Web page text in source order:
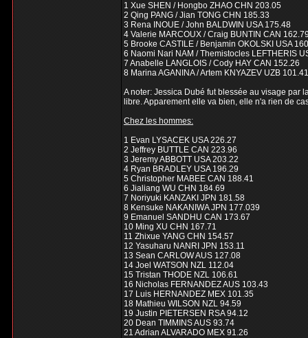
1 Xue SHEN / Hongbo ZHAO CHN 203.05
2 Qing PANG / Jian TONG CHN 185.33
3 Rena INOUE / John BALDWIN USA 175.48
4 Valerie MARCOUX / Craig BUNTIN CAN
5 Brooke CASTILE / Benjamin OKOLSKI USA
6 Naomi Nari NAM / Themistocles LEFTHERIS
7 Anabelle LANGLOIS / Cody HAY CAN 152.26
8 Marina AGANINA / Artem KNYAZEV UZB 101.41
A noter: Jessica Dubé fut blessée au visage par
libre. Apparement elle va bien, elle n'a rien de
Chez les hommes:
1 Evan LYSACEK USA 226.27
2 Jeffrey BUTTLE CAN 223.96
3 Jeremy ABBOTT USA 203.22
4 Ryan BRADLEY USA 196.29
5 Christopher MABEE CAN 188.41
6 Jialiang WU CHN 184.69
7 Noriyuki KANZAKI JPN 181.58
8 Kensuke NAKANIWA JPN 177.039
9 Emanuel SANDHU CAN 173.67
10 Ming XU CHN 167.71
11 Zhixue YANG CHN 154.57
12 Yasuharu NANRI JPN 153.11
13 Sean CARLOW AUS 127.08
14 Joel WATSON NZL 112.04
15 Tristan THODE NZL 106.61
16 Nicholas FERNANDEZ AUS 103.43
17 Luis HERNANDEZ MEX 101.35
18 Mathieu WILSON NZL 94.59
19 Justin PIETERSEN RSA 94.12
20 Dean TIMMINS AUS 93.74
21 Adrian ALVARADO MEX 91.26